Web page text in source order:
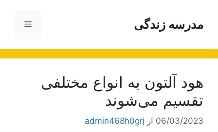
محتوامدرسه زندگی فهرست
هود آلتون به انواع مختلفی
تقسیم می‌شوند
06/03/2023 از admin468h0grj